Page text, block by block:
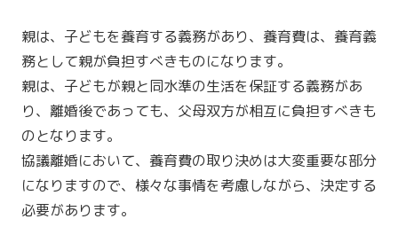
親は、子どもを養育する義務があり、養育費は、養育義
務として親が負担すべきものになります。
親は、子どもが親と同水準の生活を保証する義務があ
り、離婚後であっても、父母双方が相互に負担すべきも
のとなります。
協議離婚において、養育費の取り決めは大変重要な部分
になりますので、様々な事情を考慮しながら、決定する
必要があります。